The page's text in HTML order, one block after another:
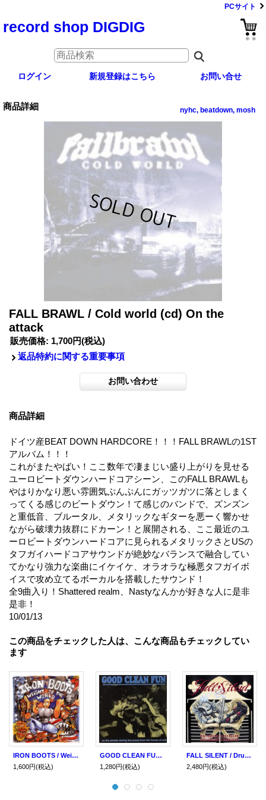
PCサイト
record shop DIGDIG
ログイン 新規登録はこちら お問い合せ
商品詳細 nyhc, beatdown, mosh
FALL BRAWL / Cold world (cd) On the
attack
販売価格: 1,700円(税込)
返品特約に関する重要事項
商品詳細
ドイツ産BEAT DOWN HARDCORE！！！FALL BRAWLの1ST
アルバム！！！
これがまたやばい！ここ数年で凄まじい盛り上がりを見せる
ユーロビートダウンハードコアシーン、このFALL BRAWLも
やはりかなり悪い雰囲気ぷんぷんにガッツガツに落としまく
ってくる感じのビートダウン！て感じのバンドで、ズンズン
と重低音、ブルータル、メタリックなギターを悪ーく響かせ
ながら破壊力抜群にドカーン！と展開される、ここ最近のユ
ーロビートダウンハードコアに見られるメタリックさとUSの
タフガイハードコアサウンドが絶妙なバランスで融合してい
てかなり強力な楽曲にイケイケ、オラオラな極悪タフガイボ
イスで攻め立てるボーカルを搭載したサウンド！
全9曲入り！Shattered realm、Nastyなんかが好きな人に是非
是非！
10/01/13
この商品をチェックした人は、こんな商品もチェックしてい
ます
IRON BOOTS / Weight of the world (cd) Collapse
1,600円(税込)
GOOD CLEAN FUN / On The Streets (cd) Phyte
1,280円(税込)
FALL SILENT / Drunken violence (cd) Revelation
2,480円(税込)